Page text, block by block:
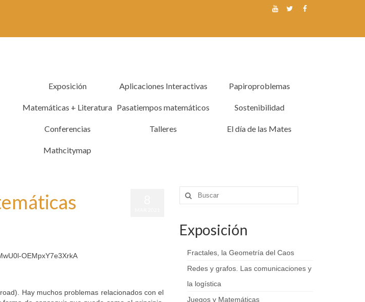
Exposición Aplicaciones Interactivas Papiroproblemas
Matemáticas + Literatura Pasatiempos matemáticos Sostenibilidad
Conferencias Talleres El día de las Mates
Mathcitymap
OEMpxY7e3XrkA
Hay muchos problemas relacionados con el
Buscar
por:
Exposición
Fractales, la Geometría del Caos
Redes y grafos. Las comunicaciones y
la logística
Juegos y Matemáticas